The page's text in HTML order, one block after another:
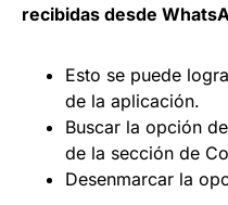
recibidas desde
Esto se puede
de la aplicación.
Buscar la opción
de la sección de
Desenmarcar la